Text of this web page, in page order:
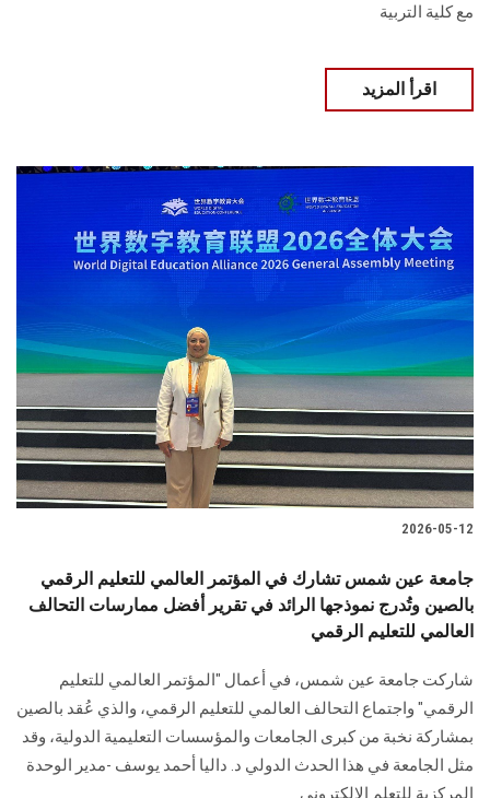
مع كلية التربية
اقرأ المزيد
2026-05-12
جامعة عين شمس تشارك في المؤتمر العالمي للتعليم الرقمي
بالصين وتُدرج نموذجها الرائد في تقرير أفضل ممارسات التحالف
العالمي للتعليم الرقمي
شاركت جامعة عين شمس، في أعمال "المؤتمر العالمي للتعليم
الرقمي" واجتماع التحالف العالمي للتعليم الرقمي، والذي عُقد بالصين
بمشاركة نخبة من كبرى الجامعات والمؤسسات التعليمية الدولية، وقد
مثل الجامعة في هذا الحدث الدولي د. داليا أحمد يوسف -مدير الوحدة
المركزية للتعلم الالكتروني